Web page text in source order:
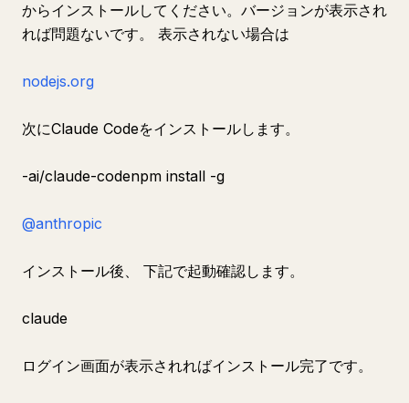
からインストールしてください。バージョンが表示され
れば問題ないです。 表示されない場合は
nodejs.org
次にClaude Codeをインストールします。
-ai/claude-codenpm install -g
@anthropic
インストール後、 下記で起動確認します。
claude
ログイン画面が表示されればインストール完了です。